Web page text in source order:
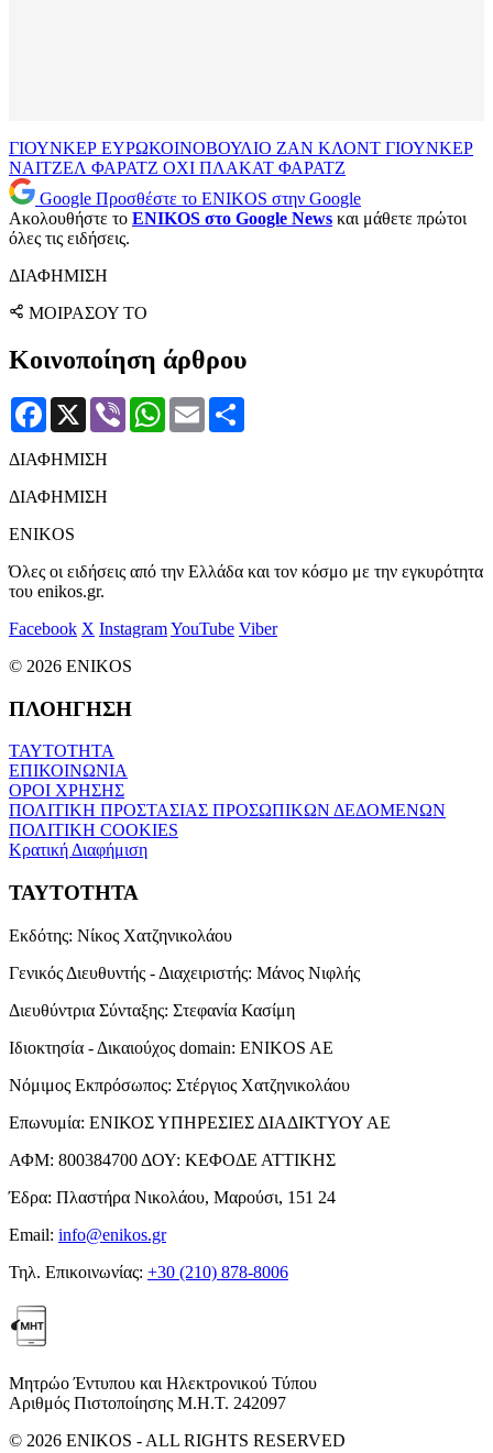
ΓΙΟΥΝΚΕΡ ΕΥΡΩΚΟΙΝΟΒΟΥΛΙΟ ΖΑΝ ΚΛΟΝΤ ΓΙΟΥΝΚΕΡ
ΝΑΙΤΖΕΛ ΦΑΡΑΤΖ ΟΧΙ ΠΛΑΚΑΤ ΦΑΡΑΤΖ
Google Προσθέστε το ENIKOS στην Google
Ακολουθήστε το ENIKOS στο Google News και μάθετε πρώτοι
όλες τις ειδήσεις.
ΔΙΑΦΗΜΙΣΗ
ΜΟΙΡΑΣΟΥ ΤΟ
Κοινοποίηση άρθρου
Facebook
X Viber WhatsApp
Email
ΔΙΑΦΗΜΙΣΗ
ΔΙΑΦΗΜΙΣΗ
ENIKOS
Όλες οι ειδήσεις από την Ελλάδα και τον κόσμο με την εγκυρότητα
του enikos.gr.
Facebook X InstagramYouTube Viber
© 2026 ENIKOS
ΠΛΟΗΓΗΣΗ
ΤΑΥΤΟΤΗΤΑ
ΕΠΙΚΟΙΝΩΝΙΑ
ΟΡΟΙ ΧΡΗΣΗΣ
ΠΟΛΙΤΙΚΗ ΠΡΟΣΤΑΣΙΑΣ ΠΡΟΣΩΠΙΚΩΝ ΔΕΔΟΜΕΝΩΝ
ΠΟΛΙΤΙΚΗ COOKIES
Κρατική Διαφήμιση
ΤΑΥΤΟΤΗΤΑ
Εκδότης: Νίκος Χατζηνικολάου
Γενικός Διευθυντής - Διαχειριστής: Μάνος Νιφλής
Διευθύντρια Σύνταξης: Στεφανία Κασίμη
Ιδιοκτησία - Δικαιούχος domain: ENIKOS AE
Νόμιμος Εκπρόσωπος: Στέργιος Χατζηνικολάου
Επωνυμία: ΕΝΙΚΟΣ ΥΠΗΡΕΣΙΕΣ ΔΙΑΔΙΚΤΥΟΥ ΑΕ
ΑΦΜ: 800384700 ΔΟΥ: ΚΕΦΟΔΕ ΑΤΤΙΚΗΣ
Έδρα: Πλαστήρα Νικολάου, Μαρούσι, 151 24
Email: info@enikos.gr
Τηλ. Επικοινωνίας: +30 (210) 878-8006
Μητρώο Έντυπου και Ηλεκτρονικού Τύπου
Αριθμός Πιστοποίησης Μ.Η.Τ. 242097
© 2026 ENIKOS - ALL RIGHTS RESERVED